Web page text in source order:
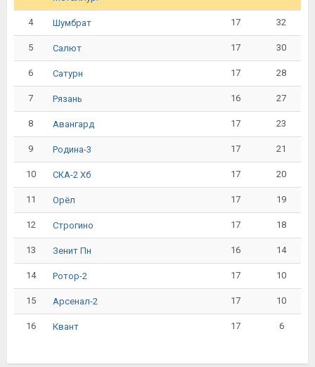
4 Шумбрат 17 32
5 Салют 17 30
6 Сатурн 17 28
7 Рязань 16 27
8 Авангард 17 23
9 Родина-3 17 21
10 СКА-2 Хб 17 20
11 Орёл 17 19
12 Строгино 17 18
13 Зенит Пн 16 14
14 Ротор-2 17 10
15 Арсенал-2 17 10
16 Квант 17 6